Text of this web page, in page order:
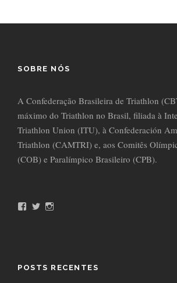
SOBRE NÓS
A Confederação Brasileira de Triathlon
máximo do Triathlon no Brasil, filiada à
Triathlon Union (ITU), à Confederación
Triathlon (CAMTRI) e, aos Comitês
(COB) e Paralímpico Brasileiro (CPB).
k
T
a
POSTS RECENTES